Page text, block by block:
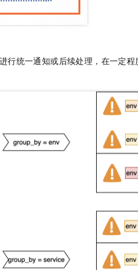
行统一通知或后续处理，在一定